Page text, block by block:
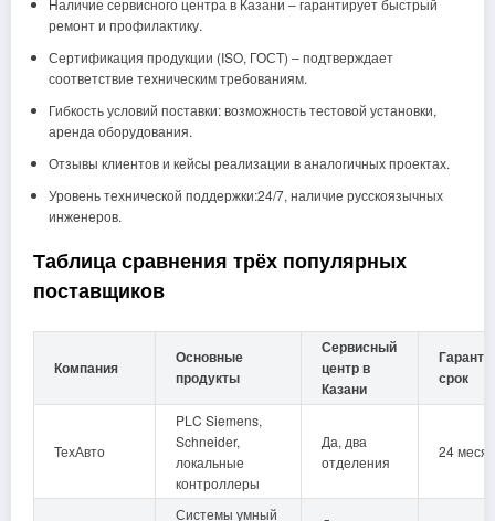
Наличие сервисного центра в Казани – гарантирует быстрый
ремонт и профилактику.
Сертификация продукции (ISO, ГОСТ) – подтверждает
соответствие техническим требованиям.
Гибкость условий поставки: возможность тестовой установки,
аренда оборудования.
Отзывы клиентов и кейсы реализации в аналогичных проектах.
Уровень технической поддержки:24/7, наличие русскоязычных
инженеров.
Таблица сравнения трёх популярных
поставщиков
Компания
Основные
продукты
Сервисный
центр в
Казани
срок
ТехАвто
PLC Siemens,
Schneider,
локальные
контроллеры
Да, два
отделения
24
Системы умный